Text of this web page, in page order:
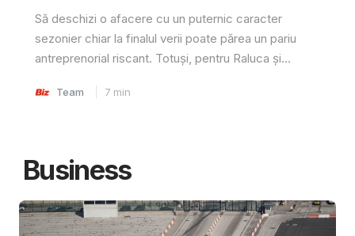
Să deschizi o afacere cu un puternic caracter
sezonier chiar la finalul verii poate părea un pariu
antreprenorial riscant. Totuși, pentru Raluca și...
Team 7 min
Business